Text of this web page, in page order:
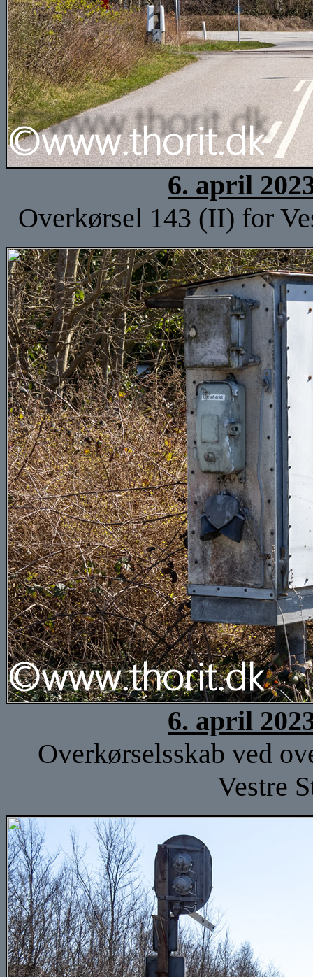
6. april
Overkørsel 143 (II) for
6. april
Overkørselsskab ved
Vestre